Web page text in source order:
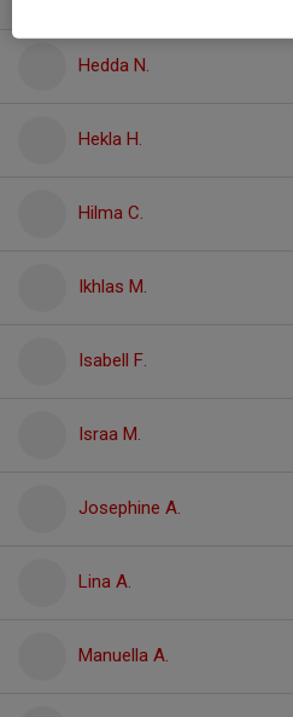
Hedda N.
Hekla H.
Hilma C.
Ikhlas M.
Isabell F.
Israa M.
Josephine A.
Lina A.
Manuella A.